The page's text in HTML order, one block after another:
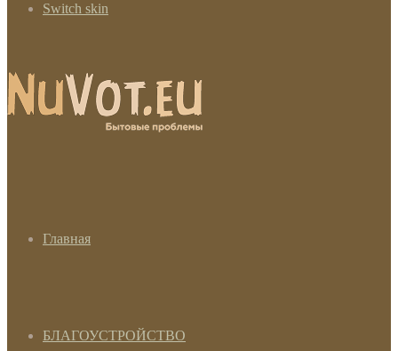
Switch skin
Главная
БЛАГОУСТРОЙСТВО